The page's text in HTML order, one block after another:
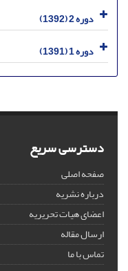
دوره 2 (1392)
دوره 1 (1391)
دسترسی سریع
صفحه اصلی
درباره نشریه
اعضای هیات تحریریه
ارسال مقاله
تماس با ما